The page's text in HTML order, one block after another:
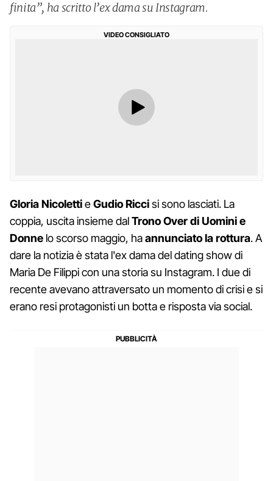
finita”, ha scritto l’ex dama su Instagram.
VIDEO CONSIGLIATO
GloriaNicolettieGudioRiccisi sono lasciati. La
coppia, uscita insieme dalTrono Over di Uomini e
Donne lo scorso maggio, haannunciato la rottura. A
dare la notizia è stata l'ex dama del dating show di
Maria De Filippi con una storia su Instagram. I due di
recente avevano attraversato un momento di crisi e si
erano resi protagonisti un botta e risposta via social.